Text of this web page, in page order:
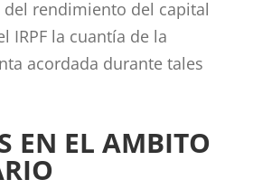
del rendimiento del capital
IRPF la cuantía de la
acordada durante tales
EN EL AMBITO